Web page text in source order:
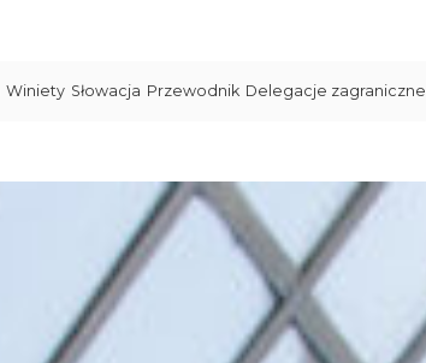
Winiety Słowacja Przewodnik Delegacje zagraniczne